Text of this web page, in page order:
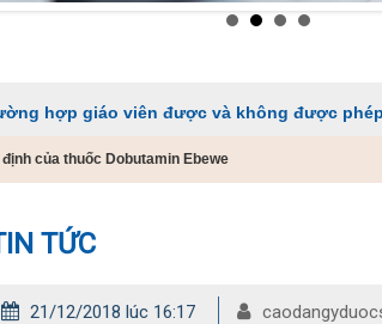
viên được và không được phép dạy thêm
của thuốc Dobutamin Ebewe
TỨC
21/12/2018 lúc 16:17